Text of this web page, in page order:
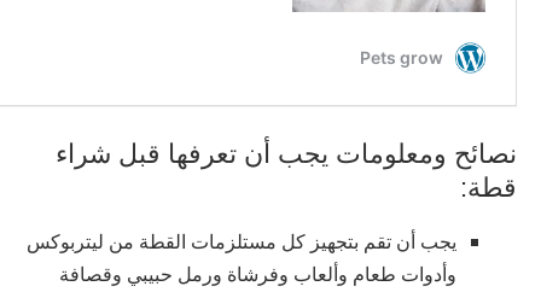
نصائح ومعلومات يجب أن تعرفها قبل شراء
قطة:
يجب أن تقم بتجهيز كل مستلزمات القطة من ليتربوكس
وأدوات طعام وألعاب وفرشاة ورمل حبيبي وقصافة